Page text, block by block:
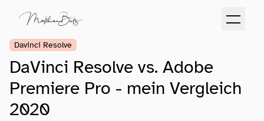
Davinci Resolve
DaVinci Resolve vs. Adobe
Premiere Pro - mein Vergleich
2020